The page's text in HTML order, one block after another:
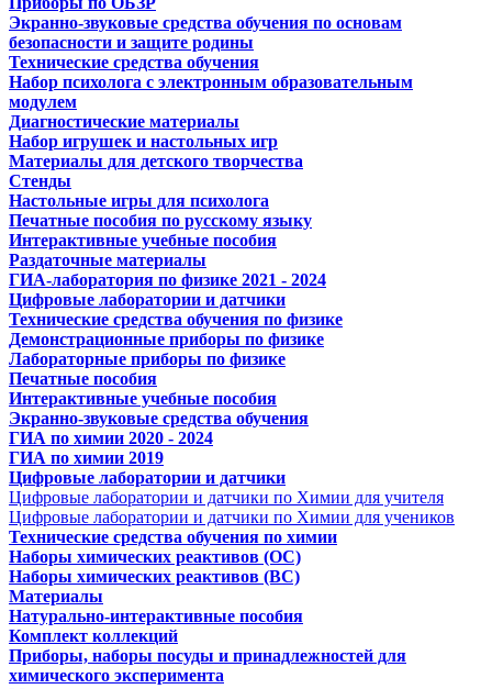
Экранно-звуковые средства обучения по основам
безопасности и защите родины
Технические средства обучения
Набор психолога с электронным образовательным
модулем
Диагностические материалы
Набор игрушек и настольных игр
Материалы для детского творчества
Стенды
Настольные игры для психолога
Печатные пособия по русскому языку
Интерактивные учебные пособия
Раздаточные материалы
ГИА-лаборатория по физике 2021 - 2024
Цифровые лаборатории и датчики
Технические средства обучения по физике
Демонстрационные приборы по физике
Лабораторные приборы по физике
Печатные пособия
Интерактивные учебные пособия
Экранно-звуковые средства обучения
ГИА по химии 2020 - 2024
ГИА по химии 2019
Цифровые лаборатории и датчики
Цифровые лаборатории и датчики по Химии для учителя
Цифровые лаборатории и датчики по Химии для учеников
Технические средства обучения по химии
Наборы химических реактивов (ОС)
Наборы химических реактивов (ВС)
Материалы
Натурально-интерактивные пособия
Комплект коллекций
Приборы, наборы посуды и принадлежностей для
химического эксперимента